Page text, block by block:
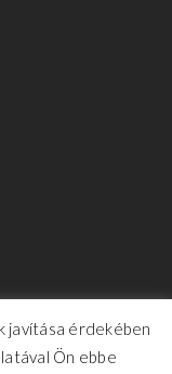
javítása érdekében
Ön ebbe